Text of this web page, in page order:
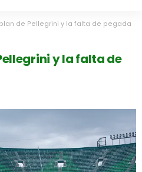
de Pellegrini y la falta de pegada
y la falta de